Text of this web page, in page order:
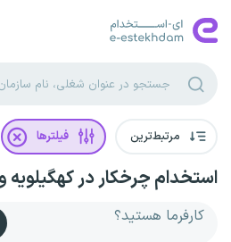
مرتبط‌ترین فیلترها
استخدام چرخکار در کهگیلویه
کارفرما هستید؟